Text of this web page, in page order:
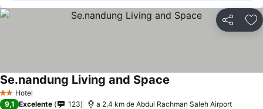
Partilhar
2 Estrelas
Hotel
Se.nandung Living and Space
9,1 Excelente 123 a 2.4 km de Abdul Rachman Saleh Airport